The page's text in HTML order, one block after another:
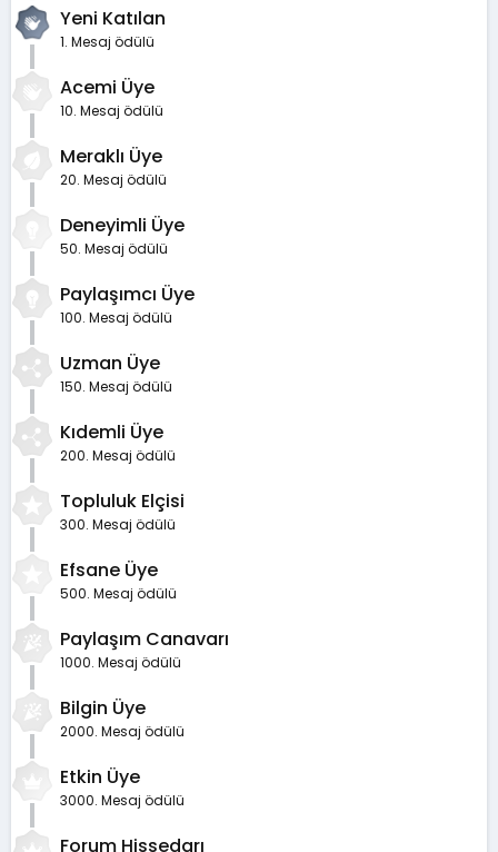
Yeni Katılan
1. Mesaj ödülü
Acemi Üye
10. Mesaj ödülü
Meraklı Üye
20. Mesaj ödülü
Deneyimli Üye
50. Mesaj ödülü
Paylaşımcı Üye
100. Mesaj ödülü
Uzman Üye
150. Mesaj ödülü
Kıdemli Üye
200. Mesaj ödülü
Topluluk Elçisi
300. Mesaj ödülü
Efsane Üye
500. Mesaj ödülü
Paylaşım Canavarı
1000. Mesaj ödülü
Bilgin Üye
2000. Mesaj ödülü
Etkin Üye
3000. Mesaj ödülü
Forum Hissedarı